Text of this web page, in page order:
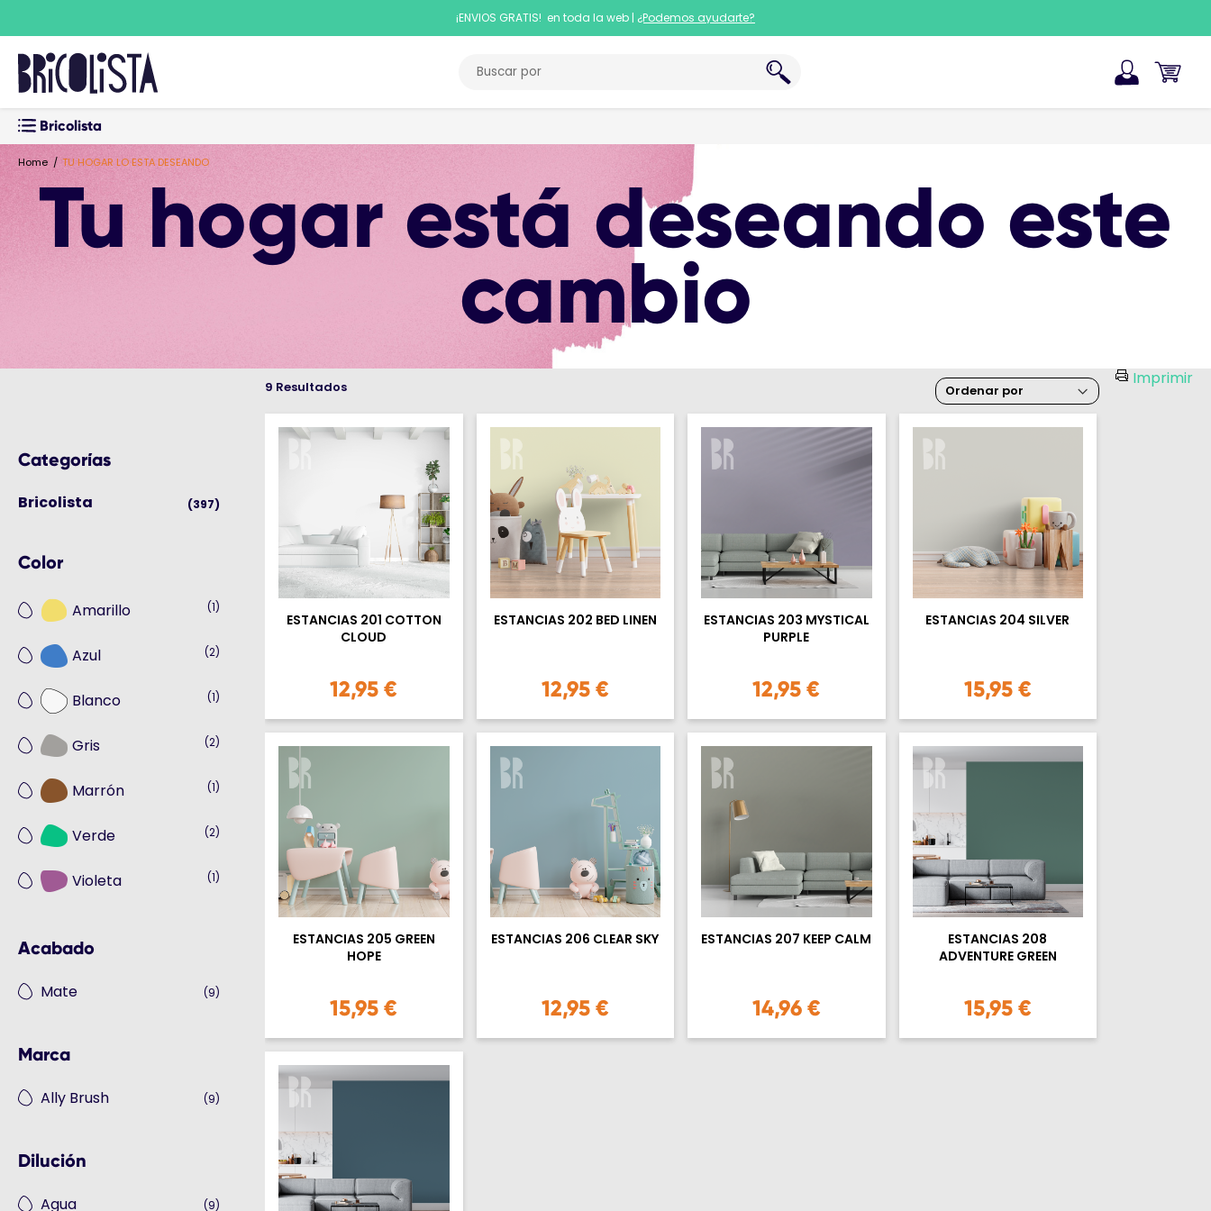
Bricolista
Home TU HOGAR LO ESTA DESEANDO
Tu hogar está deseando este
cambio
Categorías
Bricolista (397)
Color
Amarillo (1)
Azul (2)
Blanco (1)
Gris (2)
Marrón (1)
Verde (2)
Violeta (1)
Acabado
Mate (9)
Marca
Ally Brush (9)
Dilución
Agua (9)
Imprimir
9 Resultados
ESTANCIAS 201 COTTON
CLOUD
12,95 €
ESTANCIAS 202 BED LINEN
12,95 €
ESTANCIAS 203 MYSTICAL
PURPLE
12,95 €
ESTANCIAS 204 SILVER
15,95 €
ESTANCIAS 205 GREEN
HOPE
15,95 €
ESTANCIAS 206 CLEAR SKY
12,95 €
ESTANCIAS 207 KEEP CALM
14,96 €
ESTANCIAS 208
ADVENTURE GREEN
15,95 €
¡ENVIOS GRATIS! en toda la web | ¿Podemos ayudarte?